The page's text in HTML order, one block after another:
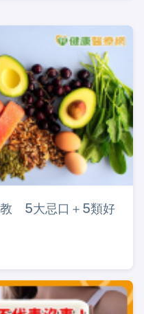
教 5大忌口＋5類好